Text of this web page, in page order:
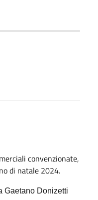
convenzionate,
di natale 2024.
Gaetano Donizetti